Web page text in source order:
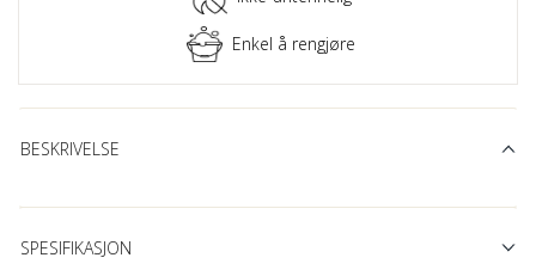
Enkel å rengjøre
BESKRIVELSE
SPESIFIKASJON